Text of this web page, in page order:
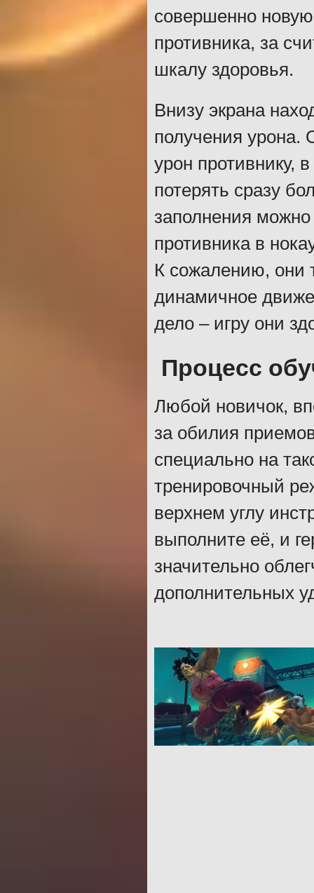
совершенно новую
противника, за
шкалу здоровья.
Внизу экрана
получения урона.
урон противнику,
потерять сразу
заполнения
противника в
К сожалению, они
динамичное
дело – игру они
Процесс
Любой новичок,
за обилия
специально на
тренировочный
верхнем углу
выполните её, и
значительно
дополнительных